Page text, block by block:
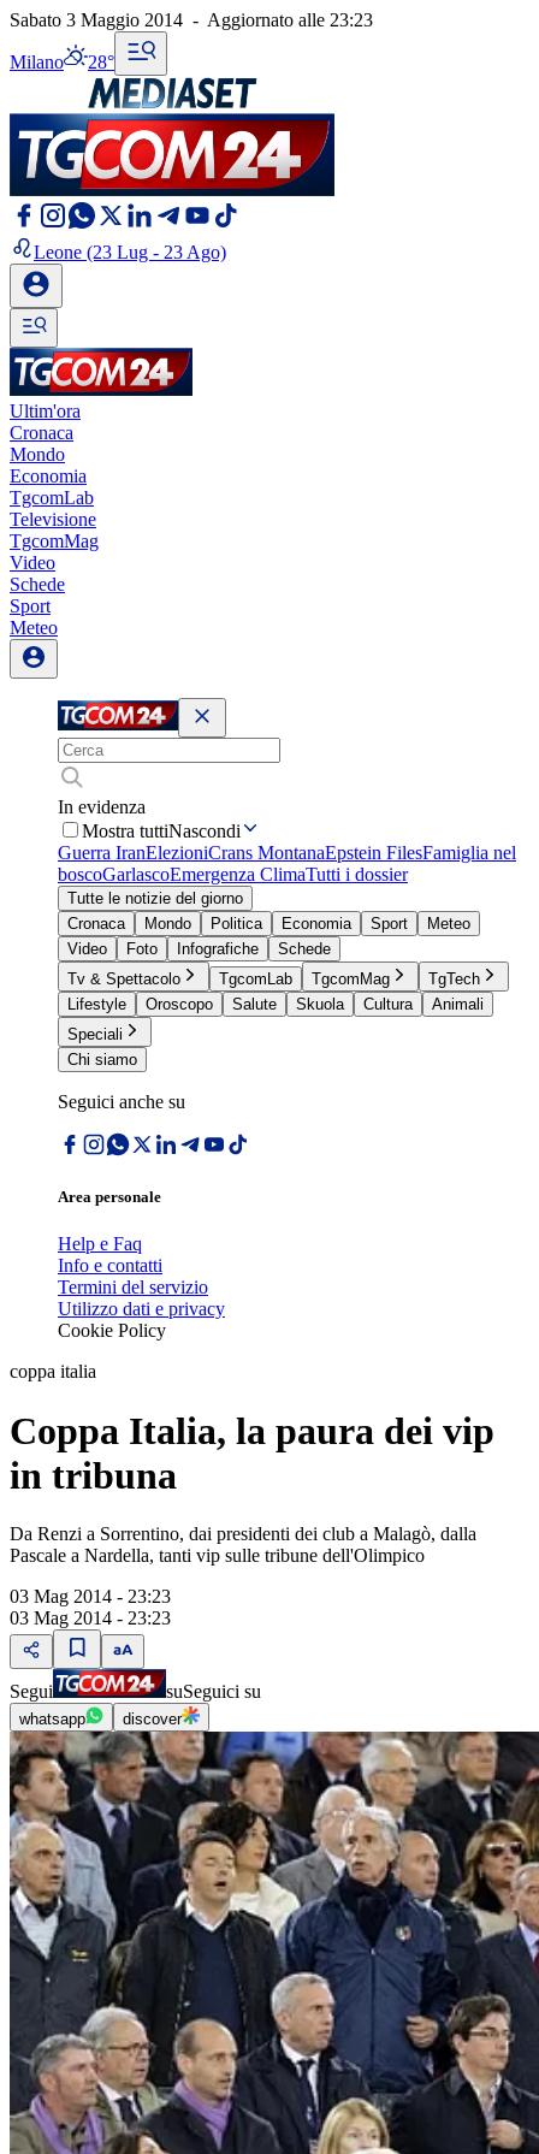
Sabato 3 Maggio 2014 - Aggiornato alle 23:23
Milano 28°
Leone (23 Lug - 23 Ago)
Ultim'ora
Cronaca
Mondo
Economia
TgcomLab
Televisione
TgcomMag
Video
Schede
Sport
Meteo
In evidenza
Mostra tuttiNascondi
Guerra IranElezioniCrans MontanaEpstein FilesFamiglia nel
boscoGarlascoEmergenza ClimaTutti i dossier
Tutte le notizie del giorno
Cronaca
Mondo Politica Economia Sport
Meteo
Video
Foto Infografiche
Schede
Tv & Spettacolo
TgcomLab TgcomMag
TgTech
Lifestyle
Oroscopo Salute Skuola Cultura
Animali
Speciali
Chi siamo
Seguici anche su
Area personale
Help e Faq
Info e contatti
Termini del servizio
Utilizzo dati e privacy
Cookie Policy
coppa italia
Coppa Italia, la paura dei vip
in tribuna
Da Renzi a Sorrentino, dai presidenti dei club a Malagò, dalla
Pascale a Nardella, tanti vip sulle tribune dell'Olimpico
03 Mag 2014 - 23:23
03 Mag 2014 - 23:23
Segui suSeguici su
whatsapp discover